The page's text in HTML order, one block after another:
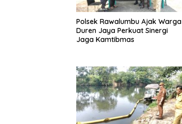
Polsek Rawalumbu Ajak Warga
Duren Jaya Perkuat Sinergi
Jaga Kamtibmas